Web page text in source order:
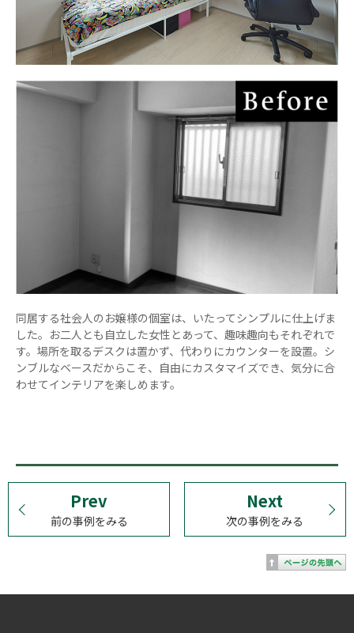
同居する社会人のお嬢様の個室は、いたってシンプルに仕上げま
した。お二人とも自立した女性とあって、趣味趣向もそれぞれで
す。場所を取るデスクは置かず、代わりにカウンターを設置。シ
ンブルなベースだからこそ、自由にカスタマイズでき、気分に合
わせてインテリアを楽しめます。
Prev
前の事例をみる
Next
次の事例をみる